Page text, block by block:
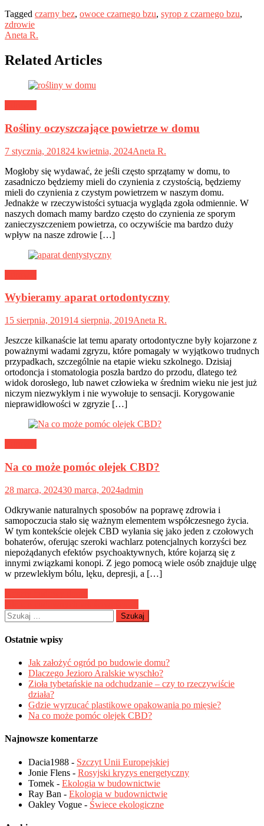
Tagged czarny bez, owoce czarnego bzu, syrop z czarnego bzu,
zdrowie
Aneta R.
Related Articles
Rośliny oczyszczające powietrze w domu
7 stycznia, 201824 kwietnia, 2024Aneta R.
Mogłoby się wydawać, że jeśli często sprzątamy w domu, to
zasadniczo będziemy mieli do czynienia z czystością, będziemy
mieli do czynienia z czystym powietrzem w naszym domu.
Jednakże w rzeczywistości sytuacja wygląda zgoła odmiennie. W
naszych domach mamy bardzo często do czynienia ze sporym
zanieczyszczeniem powietrza, co oczywiście ma bardzo duży
wpływ na nasze zdrowie […]
Wybieramy aparat ortodontyczny
15 sierpnia, 201914 sierpnia, 2019Aneta R.
Jeszcze kilkanaście lat temu aparaty ortodontyczne były kojarzone z
poważnymi wadami zgryzu, które pomagały w wyjątkowo trudnych
przypadkach, szczególnie na etapie wieku szkolnego. Dzisiaj
ortodoncja i stomatologia poszła bardzo do przodu, dlatego też
widok dorosłego, lub nawet człowieka w średnim wieku nie jest już
niczym niezwykłym i nie wywołuje to sensacji. Korygowanie
nieprawidłowości w zgryzie […]
Na co może pomóc olejek CBD?
28 marca, 202430 marca, 2024admin
Odkrywanie naturalnych sposobów na poprawę zdrowia i
samopoczucia stało się ważnym elementem współczesnego życia.
W tym kontekście olejek CBD wyłania się jako jeden z czołowych
bohaterów, oferując szeroki wachlarz potencjalnych korzyści bez
niepożądanych efektów psychoaktywnych, które kojarzą się z
innymi związkami konopi. Z jego pomocą wiele osób znajduje ulgę
w przewlekłym bólu, lęku, depresji, a […]
Nawigacja
wpisu
Szukaj:
Ostatnie wpisy
Jak założyć ogród po budowie domu?
Dlaczego Jezioro Aralskie wyschło?
Zioła tybetańskie na odchudzanie – czy to rzeczywiście
działa?
Gdzie wyrzucać plastikowe opakowania po mięsie?
Na co może pomóc olejek CBD?
Najnowsze komentarze
Dacia1988 - Szczyt Unii Europejskiej
Jonie Flens - Rosyjski kryzys energetyczny
Tomek - Ekologia w budownictwie
Ray Ban - Ekologia w budownictwie
Oakley Vogue - Świece ekologiczne